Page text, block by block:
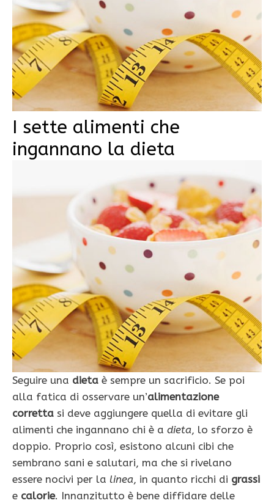
I sette alimenti che
ingannano la dieta
Seguire una dieta è sempre un sacrificio. Se poi
alla fatica di osservare un’alimentazione
corretta si deve aggiungere quella di evitare gli
alimenti che ingannano chi è a dieta, lo sforzo è
doppio. Proprio così, esistono alcuni cibi che
sembrano sani e salutari, ma che si rivelano
essere nocivi per la linea, in quanto ricchi di grassi
e calorie. Innanzitutto è bene diffidare delle